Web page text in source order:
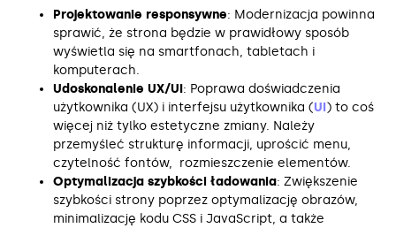
Projektowanie responsywne: Modernizacja powinna
sprawić, że strona będzie w prawidłowy sposób
wyświetla się na smartfonach, tabletach i
komputerach.
Udoskonalenie UX/UI: Poprawa doświadczenia
użytkownika (UX) i interfejsu użytkownika (UI) to coś
więcej niż tylko estetyczne zmiany. Należy
przemyśleć strukturę informacji, uprościć menu,
czytelność fontów, rozmieszczenie elementów.
Optymalizacja szybkości ładowania: Zwiększenie
szybkości strony poprzez optymalizację obrazów,
minimalizację kodu CSS i JavaScript, a także